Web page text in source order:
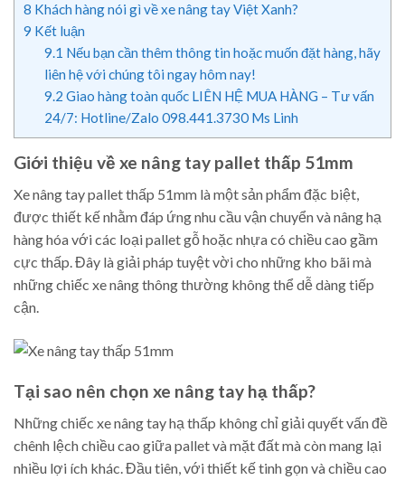
8 Khách hàng nói gì về xe nâng tay Việt Xanh?
9 Kết luận
9.1 Nếu bạn cần thêm thông tin hoặc muốn đặt hàng, hãy
liên hệ với chúng tôi ngay hôm nay!
9.2 Giao hàng toàn quốc LIÊN HỆ MUA HÀNG – Tư vấn
24/7: Hotline/Zalo 098.441.3730 Ms Linh
Giới thiệu về xe nâng tay pallet thấp 51mm
Xe nâng tay pallet thấp 51mm là một sản phẩm đặc biệt,
được thiết kế nhằm đáp ứng nhu cầu vận chuyển và nâng hạ
hàng hóa với các loại pallet gỗ hoặc nhựa có chiều cao gầm
cực thấp. Đây là giải pháp tuyệt vời cho những kho bãi mà
những chiếc xe nâng thông thường không thể dễ dàng tiếp
cận.
Tại sao nên chọn xe nâng tay hạ thấp?
Những chiếc xe nâng tay hạ thấp không chỉ giải quyết vấn đề
chênh lệch chiều cao giữa pallet và mặt đất mà còn mang lại
nhiều lợi ích khác. Đầu tiên, với thiết kế tinh gọn và chiều cao